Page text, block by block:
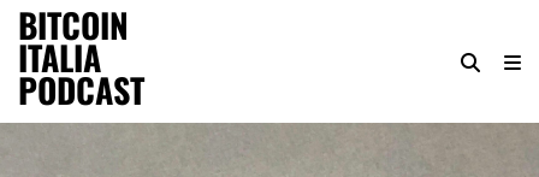
BITCOIN
ITALIA
PODCAST